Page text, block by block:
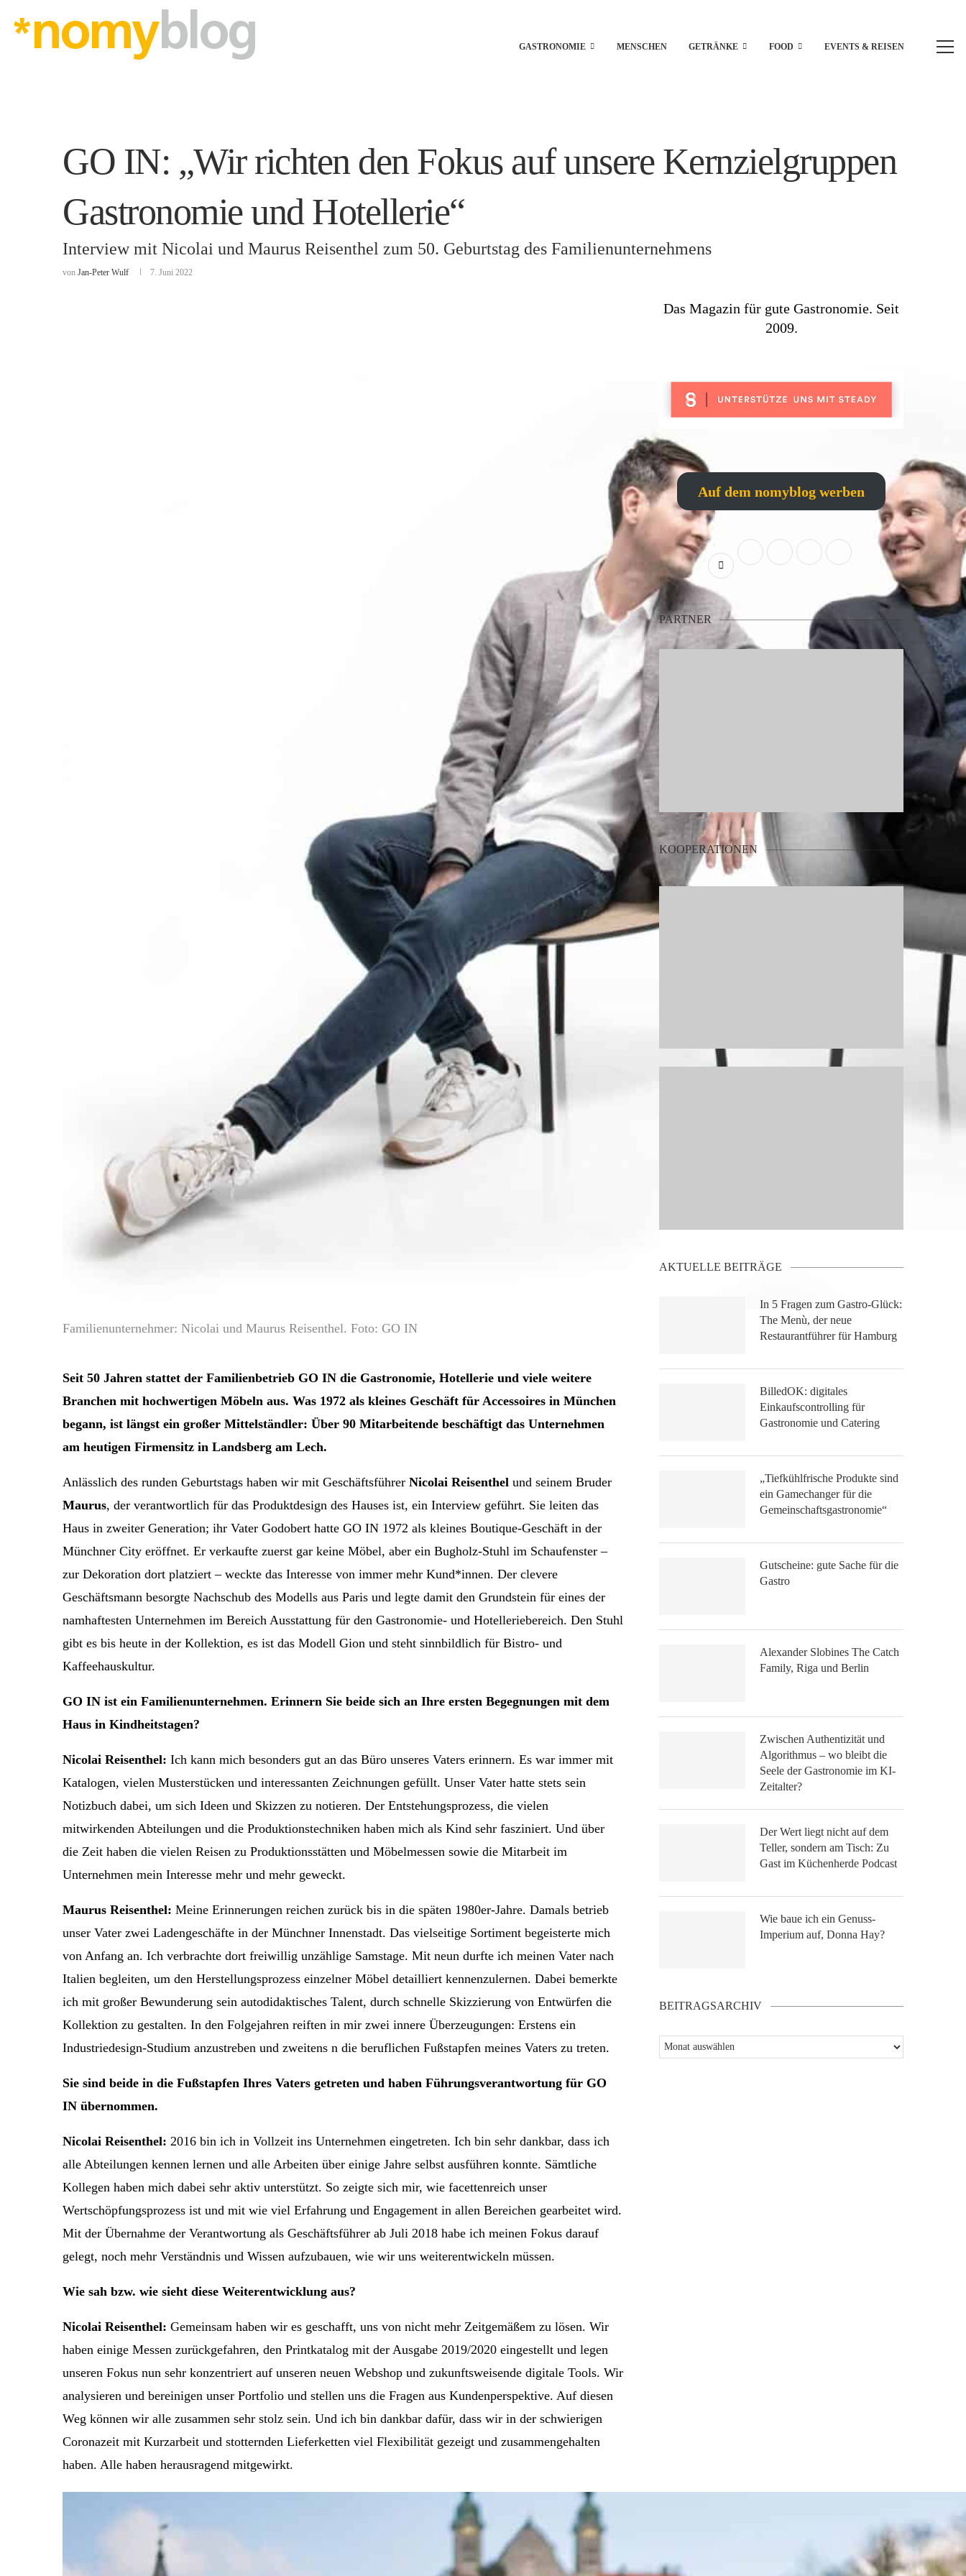
GASTRONOMIE MENSCHEN GETRÄNKE FOOD EVENTS & REISEN
GO IN: „Wir richten den Fokus auf unsere Kernzielgruppen
Gastronomie und Hotellerie“
Interview mit Nicolai und Maurus Reisenthel zum 50. Geburtstag des Familienunternehmens
von Jan-Peter Wulf 7. Juni 2022
Familienunternehmer: Nicolai und Maurus Reisenthel. Foto: GO IN
Seit 50 Jahren stattet der Familienbetrieb GO IN die Gastronomie, Hotellerie und viele weitere
Branchen mit hochwertigen Möbeln aus. Was 1972 als kleines Geschäft für Accessoires in München
begann, ist längst ein großer Mittelständler: Über 90 Mitarbeitende beschäftigt das Unternehmen
am heutigen Firmensitz in Landsberg am Lech.
Anlässlich des runden Geburtstags haben wir mit Geschäftsführer Nicolai Reisenthel und seinem Bruder
Maurus, der verantwortlich für das Produktdesign des Hauses ist, ein Interview geführt. Sie leiten das
Haus in zweiter Generation; ihr Vater Godobert hatte GO IN 1972 als kleines Boutique-Geschäft in der
Münchner City eröffnet. Er verkaufte zuerst gar keine Möbel, aber ein Bugholz-Stuhl im Schaufenster –
zur Dekoration dort platziert – weckte das Interesse von immer mehr Kund*innen. Der clevere
Geschäftsmann besorgte Nachschub des Modells aus Paris und legte damit den Grundstein für eines der
namhaftesten Unternehmen im Bereich Ausstattung für den Gastronomie- und Hotelleriebereich. Den Stuhl
gibt es bis heute in der Kollektion, es ist das Modell Gion und steht sinnbildlich für Bistro- und
Kaffeehauskultur.
GO IN ist ein Familienunternehmen. Erinnern Sie beide sich an Ihre ersten Begegnungen mit dem
Haus in Kindheitstagen?
Nicolai Reisenthel: Ich kann mich besonders gut an das Büro unseres Vaters erinnern. Es war immer mit
Katalogen, vielen Musterstücken und interessanten Zeichnungen gefüllt. Unser Vater hatte stets sein
Notizbuch dabei, um sich Ideen und Skizzen zu notieren. Der Entstehungsprozess, die vielen
mitwirkenden Abteilungen und die Produktionstechniken haben mich als Kind sehr fasziniert. Und über
die Zeit haben die vielen Reisen zu Produktionsstätten und Möbelmessen sowie die Mitarbeit im
Unternehmen mein Interesse mehr und mehr geweckt.
Maurus Reisenthel: Meine Erinnerungen reichen zurück bis in die späten 1980er-Jahre. Damals betrieb
unser Vater zwei Ladengeschäfte in der Münchner Innenstadt. Das vielseitige Sortiment begeisterte mich
von Anfang an. Ich verbrachte dort freiwillig unzählige Samstage. Mit neun durfte ich meinen Vater nach
Italien begleiten, um den Herstellungsprozess einzelner Möbel detailliert kennenzulernen. Dabei bemerkte
ich mit großer Bewunderung sein autodidaktisches Talent, durch schnelle Skizzierung von Entwürfen die
Kollektion zu gestalten. In den Folgejahren reiften in mir zwei innere Überzeugungen: Erstens ein
Industriedesign-Studium anzustreben und zweitens n die beruflichen Fußstapfen meines Vaters zu treten.
Sie sind beide in die Fußstapfen Ihres Vaters getreten und haben Führungsverantwortung für GO
IN übernommen.
Nicolai Reisenthel: 2016 bin ich in Vollzeit ins Unternehmen eingetreten. Ich bin sehr dankbar, dass ich
alle Abteilungen kennen lernen und alle Arbeiten über einige Jahre selbst ausführen konnte. Sämtliche
Kollegen haben mich dabei sehr aktiv unterstützt. So zeigte sich mir, wie facettenreich unser
Wertschöpfungsprozess ist und mit wie viel Erfahrung und Engagement in allen Bereichen gearbeitet wird.
Mit der Übernahme der Verantwortung als Geschäftsführer ab Juli 2018 habe ich meinen Fokus darauf
gelegt, noch mehr Verständnis und Wissen aufzubauen, wie wir uns weiterentwickeln müssen.
Wie sah bzw. wie sieht diese Weiterentwicklung aus?
Nicolai Reisenthel: Gemeinsam haben wir es geschafft, uns von nicht mehr Zeitgemäßem zu lösen. Wir
haben einige Messen zurückgefahren, den Printkatalog mit der Ausgabe 2019/2020 eingestellt und legen
unseren Fokus nun sehr konzentriert auf unseren neuen Webshop und zukunftsweisende digitale Tools. Wir
analysieren und bereinigen unser Portfolio und stellen uns die Fragen aus Kundenperspektive. Auf diesen
Weg können wir alle zusammen sehr stolz sein. Und ich bin dankbar dafür, dass wir in der schwierigen
Coronazeit mit Kurzarbeit und stotternden Lieferketten viel Flexibilität gezeigt und zusammengehalten
haben. Alle haben herausragend mitgewirkt.
Das Magazin für gute Gastronomie. Seit
2009.
Auf dem nomyblog werben
PARTNER
KOOPERATIONEN
AKTUELLE BEITRÄGE
In 5 Fragen zum Gastro-Glück:
The Menù, der neue
Restaurantführer für Hamburg
BilledOK: digitales
Einkaufscontrolling für
Gastronomie und Catering
„Tiefkühlfrische Produkte sind
ein Gamechanger für die
Gemeinschaftsgastronomie“
Gutscheine: gute Sache für die
Gastro
Alexander Slobines The Catch
Family, Riga und Berlin
Zwischen Authentizität und
Algorithmus – wo bleibt die
Seele der Gastronomie im KI-
Zeitalter?
Der Wert liegt nicht auf dem
Teller, sondern am Tisch: Zu
Gast im Küchenherde Podcast
Wie baue ich ein Genuss-
Imperium auf, Donna Hay?
BEITRAGSARCHIV